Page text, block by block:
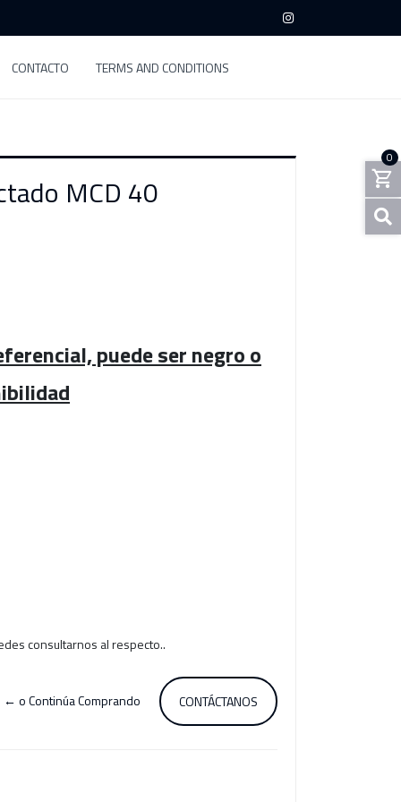
CONTACTO TERMS AND CONDITIONS
0
MCD 40
puede ser negro o
consultarnos al respecto..
CONTÁCTANOS
← o Continúa Comprando